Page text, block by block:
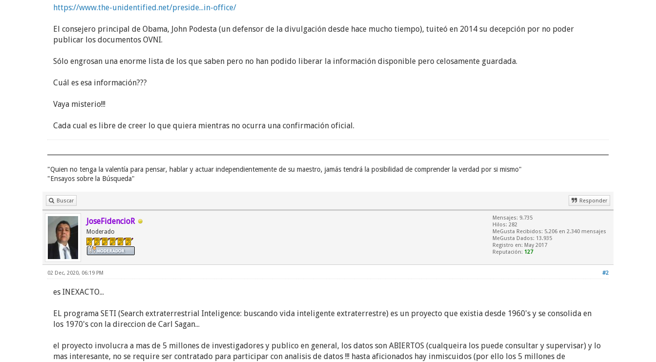
https://www.the-unidentified.net/preside...in-office/
El consejero principal de Obama, John Podesta (un defensor de la divulgación desde hace mucho tiempo), tuiteó en 2014 su decepción por no poder
publicar los documentos OVNI.
Sólo engrosan una enorme lista de los que saben pero no han podido liberar la información disponible pero celosamente guardada.
Cuál es esa información???
Vaya misterio!!!
Cada cual es libre de creer lo que quiera mientras no ocurra una confirmación oficial.
"Quien no tenga la valentía para pensar, hablar y actuar independientemente de su maestro, jamás tendrá la posibilidad de comprender la verdad por si mismo"
"Ensayos sobre la Búsqueda"
Buscar Responder
JoseFidencioR
Moderado
Mensajes: 9.735
Hilos: 282
MeGusta Recibidos: 5.206 en 2.340 mensajes
MeGusta Dados: 13.935
Registro en: May 2017
Reputación: 127
#2
02 Dec, 2020, 06:19 PM
es INEXACTO...
EL programa SETI (Search extraterrestrial Inteligence: buscando vida inteligente extraterrestre) es un proyecto que existia desde 1960's y se consolida en
los 1970's con la direccion de Carl Sagan...
el proyecto involucra a mas de 5 millones de investigadores y publico en general, los datos son ABIERTOS (cualqueira los puede consultar y supervisar) y lo
mas interesante, no se require ser contratado para participar con analisis de datos !!! hasta aficionados hay inmiscuidos (por ello los 5 millones de